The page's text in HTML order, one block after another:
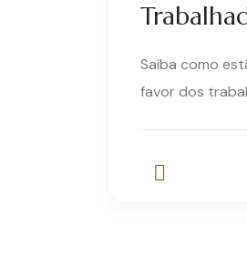
Saiba como
favor dos